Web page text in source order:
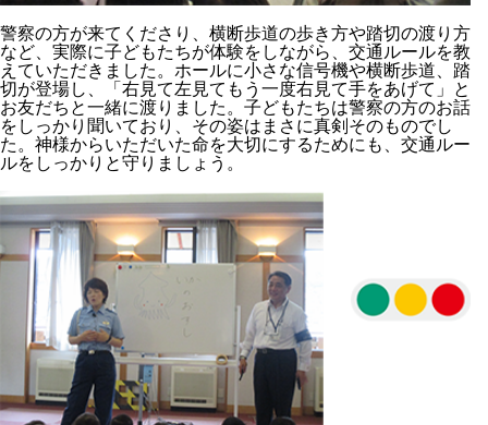
警察の方が来てくださり、横断歩道の歩き方や踏切の渡り方
など、実際に子どもたちが体験をしながら、交通ルールを教
えていただきました。ホールに小さな信号機や横断歩道、踏
切が登場し、「右見て左見てもう一度右見て手をあげて」と
お友だちと一緒に渡りました。子どもたちは警察の方のお話
をしっかり聞いており、その姿はまさに真剣そのものでし
た。神様からいただいた命を大切にするためにも、交通ルー
ルをしっかりと守りましょう。